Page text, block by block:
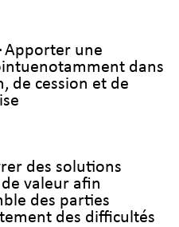
Apporter une
dans
de cession et de
des solutions
valeur afin
des parties
des difficultés